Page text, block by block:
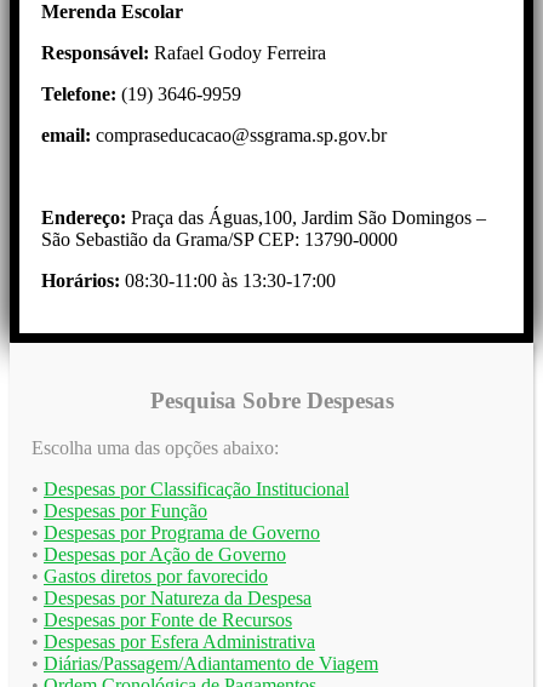
Merenda Escolar
Responsável: Rafael Godoy Ferreira
Telefone: (19) 3646-9959
email: compraseducacao@ssgrama.sp.gov.br
Endereço: Praça das Águas,100, Jardim São Domingos –
São Sebastião da Grama/SP CEP: 13790-0000
Horários: 08:30-11:00 às 13:30-17:00
Pesquisa Sobre Despesas
Escolha uma das opções abaixo:
• Despesas por Classificação Institucional
• Despesas por Função
• Despesas por Programa de Governo
• Despesas por Ação de Governo
• Gastos diretos por favorecido
• Despesas por Natureza da Despesa
• Despesas por Fonte de Recursos
• Despesas por Esfera Administrativa
• Diárias/Passagem/Adiantamento de Viagem